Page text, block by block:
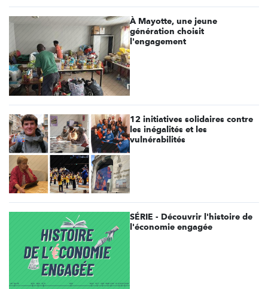
À Mayotte, une jeune
génération choisit
l'engagement
12 initiatives solidaires contre
les inégalités et les
vulnérabilités
SÉRIE - Découvrir l'histoire de
l'économie engagée